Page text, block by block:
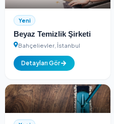
Dry Pak Kuru Temizleme
Halı Koltuk Ve Perde
Yıkama
Esenyurt, İstanbul
Detayları Gör